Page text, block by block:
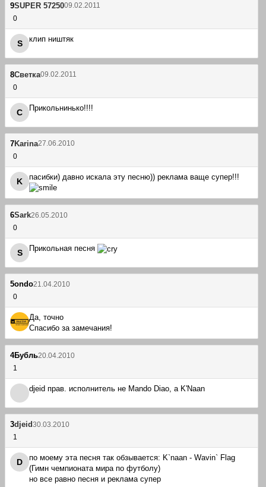
9SUPER 5725009.02.2011
0
S клип ништяк
8Светка09.02.2011
0
С Прикольнинько!!!!
7Karina27.06.2010
0
K пасибки) давно искала эту песню)) реклама ваще супер!!!
6Sark26.05.2010
0
S Прикольная песня
5ondo21.04.2010
0
Да, точно
Спасибо за замечания!
4Бубль20.04.2010
1
djeid прав. исполнитель не Mando Diao, а K'Naan
3djeid30.03.2010
1
D
по моему эта песня так обзывается: K`naan - Wavin` Flag
(Гимн чемпионата мира по футболу)
но все равно песня и реклама супер